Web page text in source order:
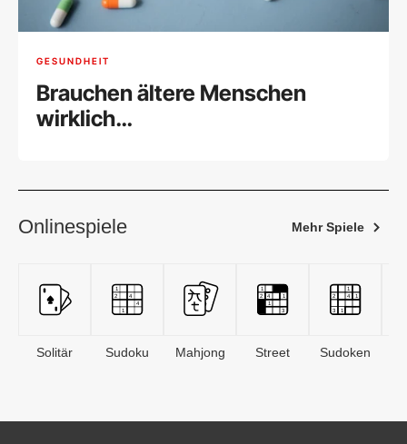
GESUNDHEIT
Brauchen ältere Menschen
wirklich
Onlinespiele Mehr Spiele
Solitär Sudoku Mahjong Street Sudoken